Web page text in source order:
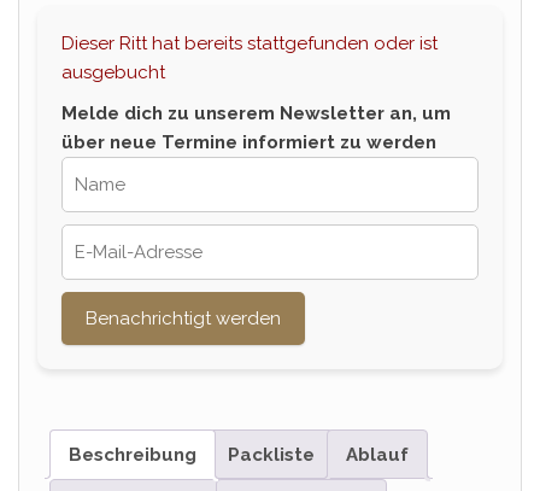
Dieser Ritt hat bereits stattgefunden oder ist
ausgebucht
Melde dich zu unserem Newsletter an, um
über neue Termine informiert zu werden
Benachrichtigt werden
Beschreibung Packliste Ablauf